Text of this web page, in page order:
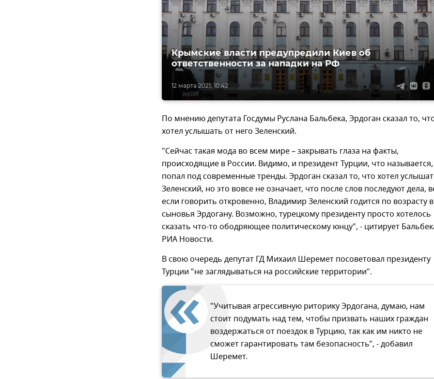
12 марта 2021, 10:42
Крымские власти предупредили Киев об
ответственности за нападки на РФ
По мнению депутата Госдумы Руслана Бальбека, Эрдоган сказал то,
хотел услышать от него Зеленский.
"Сейчас такая мода во всем мире – закрывать глаза на факты,
происходящие в России. Видимо, и президент Турции, что называется,
попал под современные тренды. Эрдоган сказал то, что хотел
Зеленский, но это вовсе не означает, что после слов последуют дела,
если говорить откровенно, Владимир Зеленский годится по возрасту в
сыновья Эрдогану. Возможно, турецкому президенту просто хотелось
сказать что-то ободряющее политическому юнцу", - цитирует
РИА Новости.
В свою очередь депутат ГД Михаил Шеремет посоветовал президенту
Турции "не заглядываться на российские территории".
"Учитывая агрессивную риторику Эрдогана, думаю, нам
стоит подумать над тем, чтобы призвать наших граждан
воздержаться от поездок в Турцию, так как им никто не
сможет гарантировать там безопасность", - добавил
Шеремет.